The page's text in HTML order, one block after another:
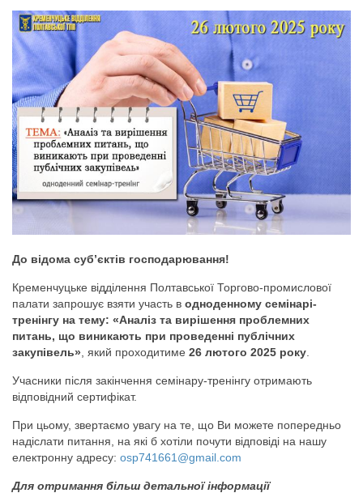
До відома суб’єктів господарювання!
Кременчуцьке відділення Полтавської Торгово-промислової
палати запрошує взяти участь в одноденному семінарі-
тренінгу на тему: «Аналіз та вирішення проблемних
питань, що виникають при проведенні публічних
закупівель» , який проходитиме 26 лютого 2025 року
Учасники після закінчення семінару-тренінгу отримають
відповідний сертифікат.
При цьому, звертаємо увагу на те, що Ви можете попередньо
надіслати питання, на які б хотіли почути відповіді на нашу
електронну адресу: osp741661@gmail.com
Для отримання більш детальної інформації